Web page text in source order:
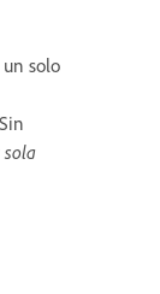
solo
sola